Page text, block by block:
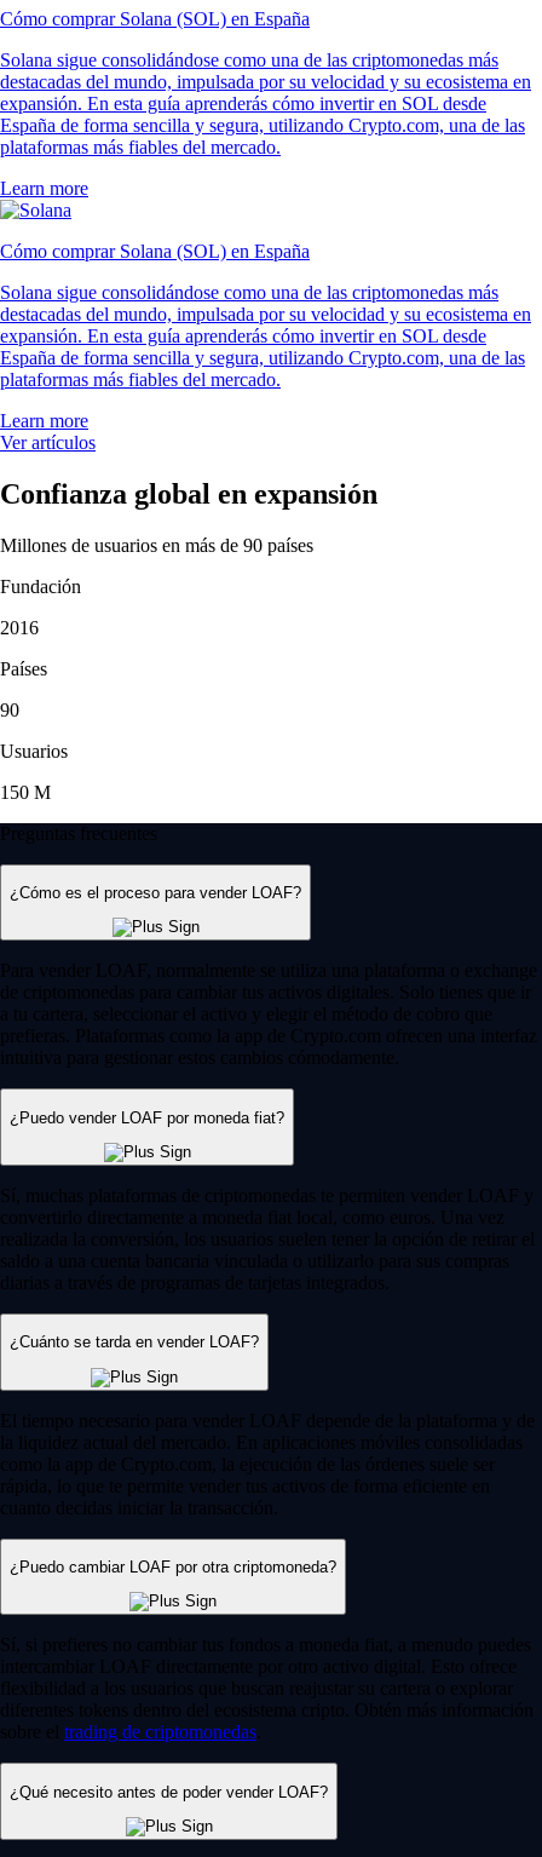
Cómo comprar Solana (SOL) en España
Solana sigue consolidándose como una de las criptomonedas más
destacadas del mundo, impulsada por su velocidad y su ecosistema en
expansión. En esta guía aprenderás cómo invertir en SOL desde
España de forma sencilla y segura, utilizando Crypto.com, una de las
plataformas más fiables del mercado.
Learn more
Cómo comprar Solana (SOL) en España
Solana sigue consolidándose como una de las criptomonedas más
destacadas del mundo, impulsada por su velocidad y su ecosistema en
expansión. En esta guía aprenderás cómo invertir en SOL desde
España de forma sencilla y segura, utilizando Crypto.com, una de las
plataformas más fiables del mercado.
Learn more
Ver artículos
Confianza global en expansión
Millones de usuarios en más de 90 países
Fundación
2016
Países
90
Usuarios
150 M
Preguntas frecuentes
¿Cómo es el proceso para vender LOAF?
Para vender LOAF, normalmente se utiliza una plataforma o exchange
de criptomonedas para cambiar tus activos digitales. Solo tienes que ir
a tu cartera, seleccionar el activo y elegir el método de cobro que
prefieras. Plataformas como la app de Crypto.com ofrecen una interfaz
intuitiva para gestionar estos cambios cómodamente.
¿Puedo vender LOAF por moneda fiat?
Sí, muchas plataformas de criptomonedas te permiten vender LOAF y
convertirlo directamente a moneda fiat local, como euros. Una vez
realizada la conversión, los usuarios suelen tener la opción de retirar el
saldo a una cuenta bancaria vinculada o utilizarlo para sus compras
diarias a través de programas de tarjetas integrados.
¿Cuánto se tarda en vender LOAF?
El tiempo necesario para vender LOAF depende de la plataforma y de
la liquidez actual del mercado. En aplicaciones móviles consolidadas
como la app de Crypto.com, la ejecución de las órdenes suele ser
rápida, lo que te permite vender tus activos de forma eficiente en
cuanto decidas iniciar la transacción.
¿Puedo cambiar LOAF por otra criptomoneda?
Sí, si prefieres no cambiar tus fondos a moneda fiat, a menudo puedes
intercambiar LOAF directamente por otro activo digital. Esto ofrece
flexibilidad a los usuarios que buscan reajustar su cartera o explorar
diferentes tokens dentro del ecosistema cripto. Obtén más información
sobre el trading de criptomonedas
¿Qué necesito antes de poder vender LOAF?